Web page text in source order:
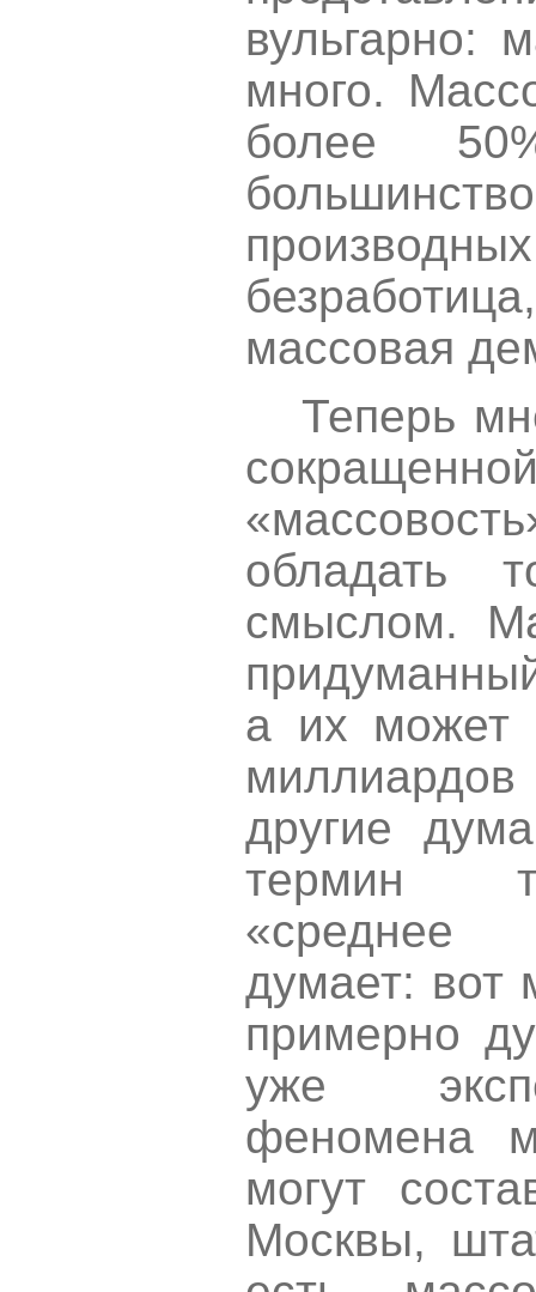
вульгарно:
много.
более
массовая
Теперь
обладать
смыслом.
а их может
миллиардов
другие
термин
«среднее
думает: вот
примерно
уже
феномена
могут
Москвы,